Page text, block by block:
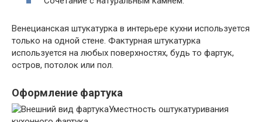
Венецианская штукатурка в интерьере кухни используется
только на одной стене. Фактурная штукатурка
используется на любых поверхностях, будь то фартук,
остров, потолок или пол.
Оформление фартука
Уместность оштукатуривания